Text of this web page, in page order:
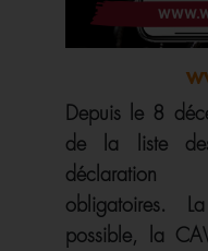
Depuis le 8
de la liste
déclaration
obligatoires.
possible, la